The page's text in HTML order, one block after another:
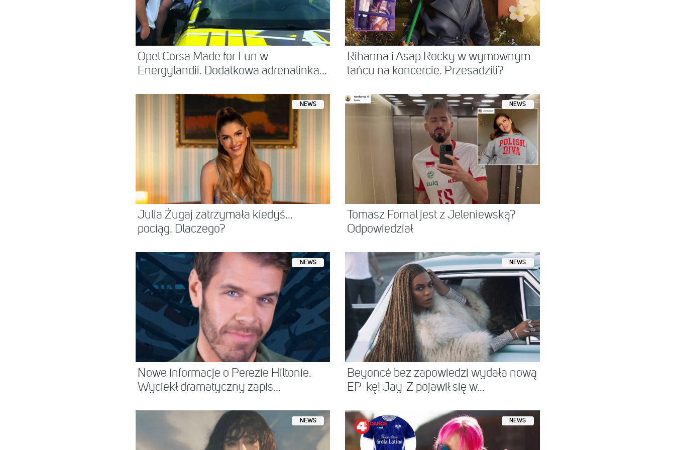
Opel Corsa Made for Fun w
Energylandii. Dodatkowa adrenalinka...
Rihanna i Asap Rocky w wymownym
tańcu na koncercie. Przesadzili?
NEWS
Julia Żugaj zatrzymała kiedyś…
pociąg. Dlaczego?
NEWS
Tomasz Fornal jest z Jeleniewską?
Odpowiedział
NEWS
Nowe informacje o Perezie Hiltonie.
Wyciekł dramatyczny zapis...
NEWS
Beyoncé bez zapowiedzi wydała nową
EP-kę! Jay-Z pojawił się w...
NEWS NEWS